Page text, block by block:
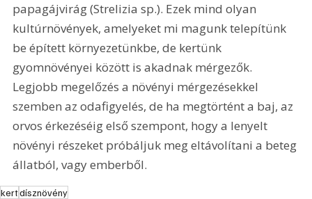
papagájvirág (Strelizia sp.). Ezek mind olyan
kultúrnövények, amelyeket mi magunk telepítünk
be épített környezetünkbe, de kertünk
gyomnövényei között is akadnak mérgezők.
Legjobb megelőzés a növényi mérgezésekkel
szemben az odafigyelés, de ha megtörtént a baj, az
orvos érkezéséig első szempont, hogy a lenyelt
növényi részeket próbáljuk meg eltávolítani a beteg
állatból, vagy emberből.
kertdísznövény